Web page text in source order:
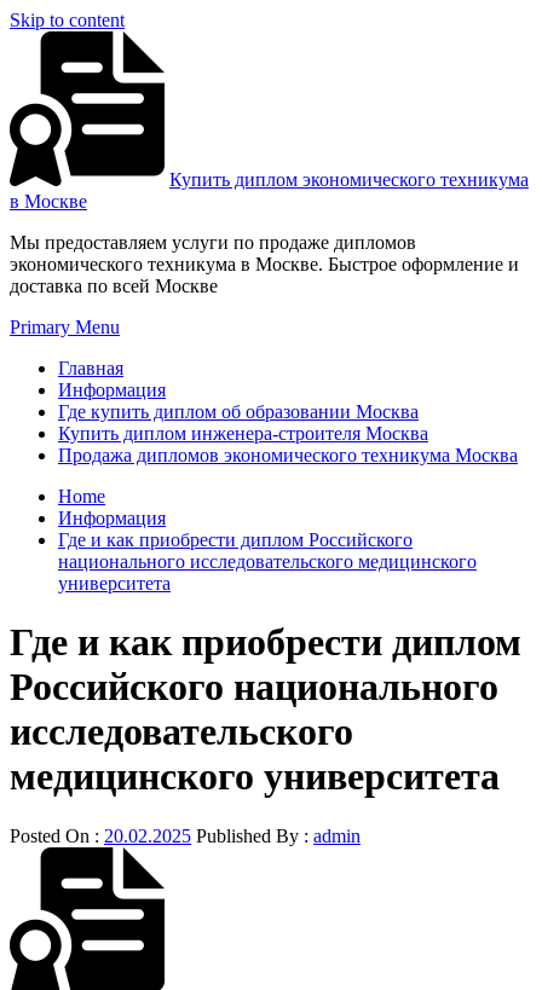
Skip to content
Купить диплом экономического техникума
в Москве
Мы предоставляем услуги по продаже дипломов
экономического техникума в Москве. Быстрое оформление и
доставка по всей Москве
Primary Menu
Главная
Информация
Где купить диплом об образовании Москва
Купить диплом инженера-строителя Москва
Продажа дипломов экономического техникума Москва
Home
Информация
Где и как приобрести диплом Российского
национального исследовательского медицинского
университета
Где и как приобрести диплом
Российского национального
исследовательского
медицинского университета
Posted On : 20.02.2025 Published By : admin